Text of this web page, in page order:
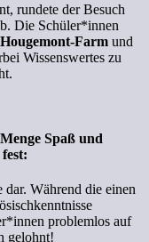
rundete der Besuch
Die Schüler*innen
Hougemont-Farm und
Wissenswertes zu
Spaß und
Während die einen
problemlos auf
gelohnt!